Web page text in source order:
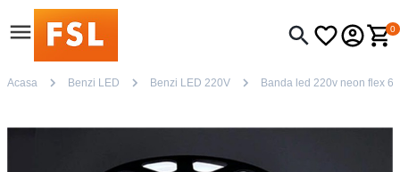
0
Acasa Benzi LED Benzi LED 220V Banda led 220v neon flex